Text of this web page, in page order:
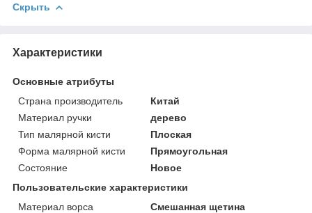
Скрыть
Характеристики
Основные атрибуты
Страна производитель
Китай
Материал ручки
дерево
Тип малярной кисти
Плоская
Форма малярной кисти
Прямоугольная
Состояние
Новое
Пользовательские характеристики
Материал ворса
Смешанная щетина